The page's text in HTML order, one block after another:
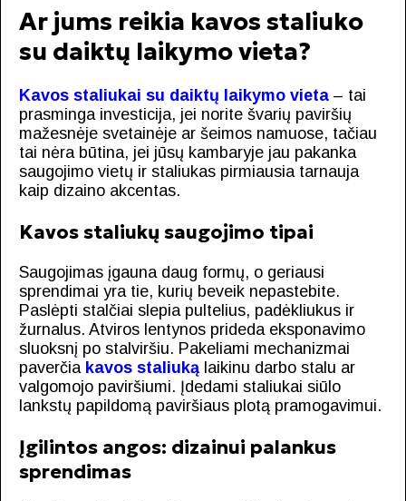
Ar jums reikia kavos staliuko
su daiktų laikymo vieta?
Kavos staliukai su daiktų laikymo vieta – tai
prasminga investicija, jei norite švarių paviršių
mažesnėje svetainėje ar šeimos namuose, tačiau
tai nėra būtina, jei jūsų kambaryje jau pakanka
saugojimo vietų ir staliukas pirmiausia tarnauja
kaip dizaino akcentas.
Kavos staliukų saugojimo tipai
Saugojimas įgauna daug formų, o geriausi
sprendimai yra tie, kurių beveik nepastebite.
Paslėpti stalčiai slepia pultelius, padėkliukus ir
žurnalus. Atviros lentynos prideda eksponavimo
sluoksnį po stalviršiu. Pakeliami mechanizmai
paverčia kavos staliukąlaikinu darbo stalu ar
valgomojo paviršiumi. Įdedami staliukai siūlo
lankstų papildomą paviršiaus plotą pramogavimui.
Įgilintos angos: dizainui palankus
sprendimas